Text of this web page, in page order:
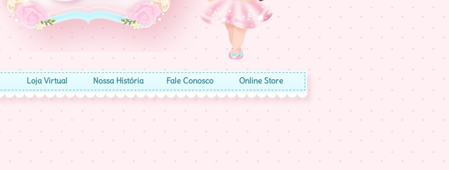
Loja Virtual Nossa História Fale Conosco Online Store